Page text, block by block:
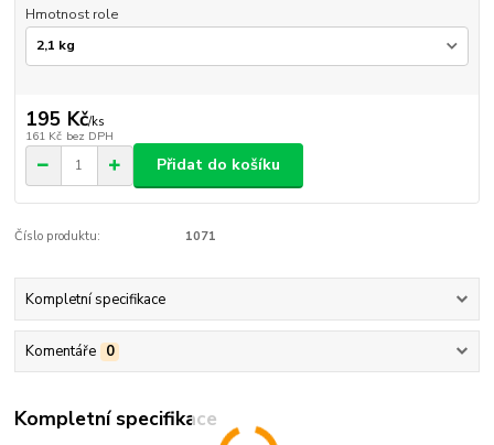
Hmotnost role
195 Kč/ks
161 Kč bez DPH
Přidat do košíku
Číslo produktu: 1071
Kompletní specifikace
Komentáře 0
Kompletní specifikace